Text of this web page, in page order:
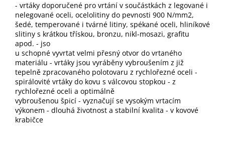
- vrtáky doporučené pro vrtání v součástkách z legované i
nelegované oceli, ocelolitiny do pevnosti 900 N/mm2,
šedé, temperované i tvárné litiny, spékané oceli, hliníkové
slitiny s krátkou třískou, bronzu, nikl-mosazi, grafitu
apod. - jso
u schopné vyvrtat velmi přesný otvor do vrtaného
materiálu - vrtáky jsou vyráběny vybroušením z již
tepelně zpracovaného polotovaru z rychlořezné oceli -
spirálovité vrtáky do kovu s válcovou stopkou - z
rychlořezné oceli a optimálně
vybroušenou špicí - vyznačují se vysokým vrtacím
výkonem - dlouhá životnost a stabilní kvalita - v kovové
krabičce